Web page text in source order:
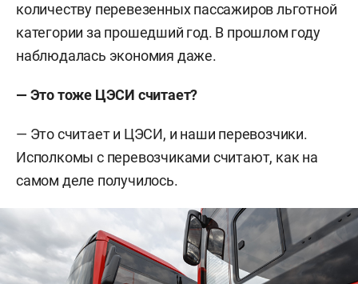
количеству перевезенных пассажиров льготной
категории за прошедший год. В прошлом году
наблюдалась экономия даже.
— Это тоже ЦЭСИ считает?
— Это считает и ЦЭСИ, и наши перевозчики.
Исполкомы с перевозчиками считают, как на
самом деле получилось.